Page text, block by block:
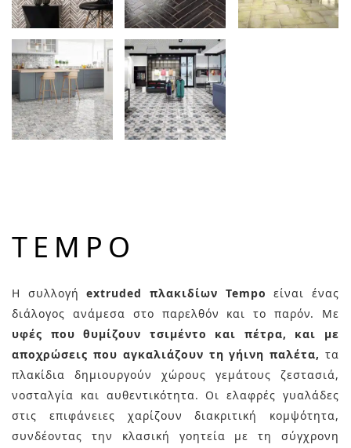
TEMPO
Η συλλογήextruded πλακιδίων Tempo είναι ένας
διάλογος ανάμεσα στο παρελθόν και το παρόν. Με
υφές που θυμίζουν τσιμέντο και πέτρα, και με
αποχρώσεις που αγκαλιάζουν τη γήινη παλέτα, τα
πλακίδια δημιουργούν χώρους γεμάτους ζεστασιά,
νοσταλγία και αυθεντικότητα. Οι ελαφρές γυαλάδες
στις επιφάνειες χαρίζουν διακριτική κομψότητα,
συνδέοντας την κλασική γοητεία με τη σύγχρονη